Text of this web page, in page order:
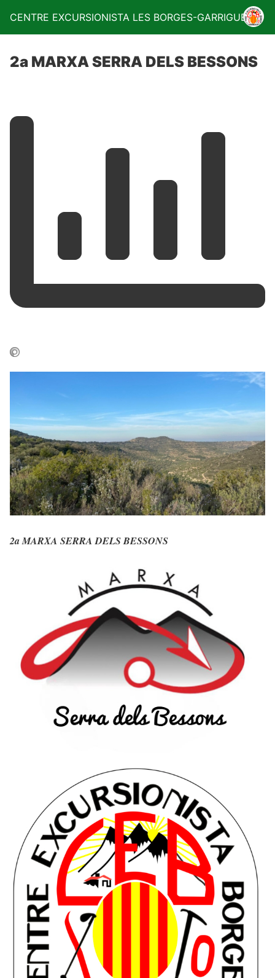
CENTRE EXCURSIONISTA LES BORGES-GARRIGUES
2a MARXA SERRA DELS BESSONS
2a MARXA SERRA DELS BESSONS